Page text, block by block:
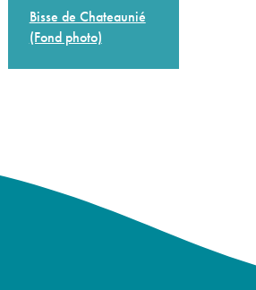
Bisse de Chateaunié
(Fond photo)